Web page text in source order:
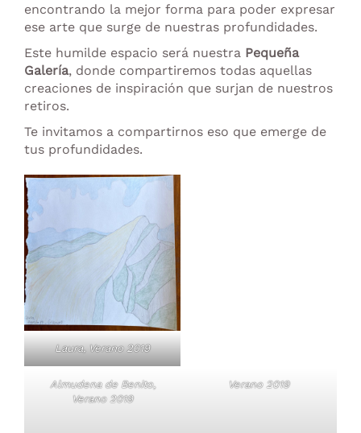
encontrando la mejor forma para poder expresar
ese arte que surge de nuestras profundidades.
Este humilde espacio será nuestra Pequeña
Galería, donde compartiremos todas aquellas
creaciones de inspiración que surjan de nuestros
retiros.
Te invitamos a compartirnos eso que emerge de
tus profundidades.
Laura, Verano 2019
Almudena de Benito,
Verano 2019
Verano 2019